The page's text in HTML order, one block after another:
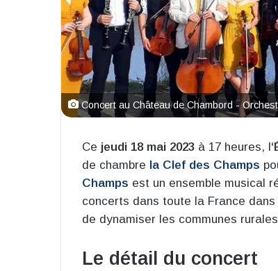
Concert au Château de Chambord -
Ce jeudi 18 mai 2023 à 17 heures, l
de chambre la Clef des Champs
Champs est un ensemble musical
concerts dans toute la France dans
de dynamiser les communes
Le détail du concert